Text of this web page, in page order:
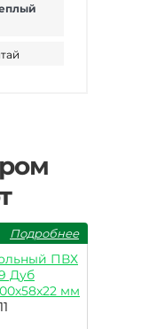
Подробнее
ПВХ
Дуб
мм